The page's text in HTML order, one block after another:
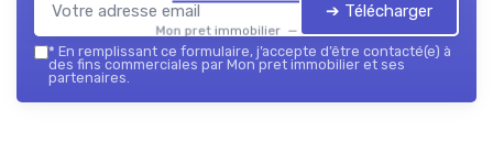
Mon pret immobilier — 2026
➔ Télécharger
* En remplissant ce formulaire, j’accepte d’être contacté(e) à
des fins commerciales par Mon pret immobilier et ses
partenaires.